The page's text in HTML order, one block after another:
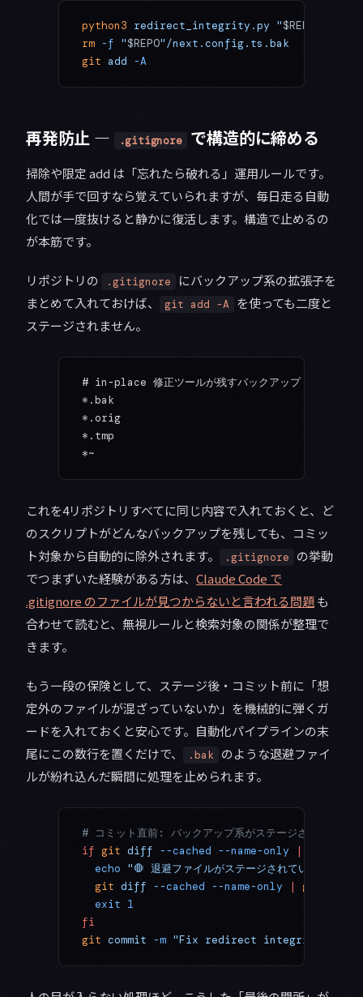
python3 redirect_integrity.py "$REPO
rm -f "$REPO"/next.config.ts.bak
git add -A
再発防止 — .gitignore で構造的に締める
掃除や限定 add は「忘れたら破れる」運用ルールです。
人間が手で回すなら覚えていられますが、毎日走る自動
化では一度抜けると静かに復活します。構造で止めるの
が本筋です。
リポジトリの .gitignore
にバックアップ系の拡張子を
まとめて入れておけば、
git add -A を使っても二度と
ステージされません。
# in-place 修正ツールが残すバックアップ
*.bak
*.orig
*.tmp
*~
これを4リポジトリすべてに同じ内容で入れておくと、ど
のスクリプトがどんなバックアップを残しても、コミッ
ト対象から自動的に除外されます。
.gitignore
の挙動
でつまずいた経験がある方は、 Claude Code で
.gitignore のファイルが見つからないと言われる問題も
合わせて読むと、無視ルールと検索対象の関係が整理で
きます。
もう一段の保険として、ステージ後・コミット前に「想
定外のファイルが混ざっていないか」を機械的に弾くガ
ードを入れておくと安心です。自動化パイプラインの末
尾にこの数行を置くだけで、
.bak
のような退避ファイ
ルが紛れ込んだ瞬間に処理を止められます。
# コミット直前: バックアップ系がステージされていたら
if git diff --cached --name-only |
  echo
"🛑 退避ファイルがステージされています。コ
  git
diff --cached --name-only | grep
  exit
1
fi
git commit -m "Fix redirect integrity"